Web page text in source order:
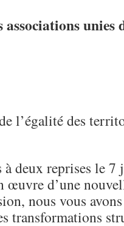
unies
l’égalité des
à deux reprises le
œuvre d’une
nous vous
transformations